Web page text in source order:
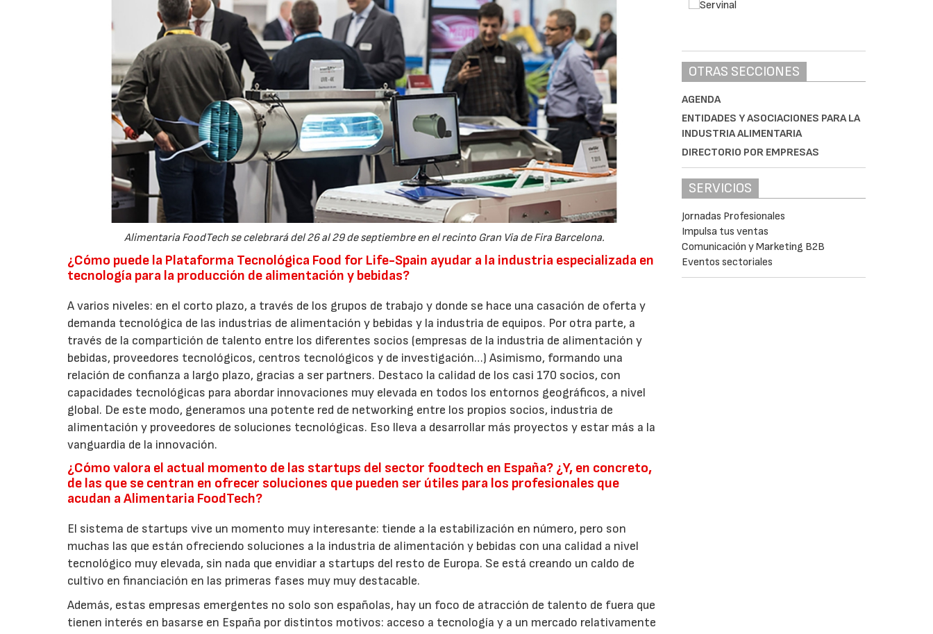
Alimentaria FoodTech se celebrará del 26 al 29 de septiembre en el recinto Gran Via de Fira Barcelona.
¿Cómo puede la Plataforma Tecnológica Food for Life-Spain ayudar a la industria especializada en
tecnología para la producción de alimentación y bebidas?
A varios niveles: en el corto plazo, a través de los grupos de trabajo y donde se hace una casación de oferta y
demanda tecnológica de las industrias de alimentación y bebidas y la industria de equipos. Por otra parte, a
través de la compartición de talento entre los diferentes socios (empresas de la industria de alimentación y
bebidas, proveedores tecnológicos, centros tecnológicos y de investigación…) Asimismo, formando una
relación de confianza a largo plazo, gracias a ser partners. Destaco la calidad de los casi 170 socios, con
capacidades tecnológicas para abordar innovaciones muy elevada en todos los entornos geográficos, a nivel
global. De este modo, generamos una potente red de networking entre los propios socios, industria de
alimentación y proveedores de soluciones tecnológicas. Eso lleva a desarrollar más proyectos y estar más a la
vanguardia de la innovación.
¿Cómo valora el actual momento de las startups del sector foodtech en España? ¿Y, en concreto,
de las que se centran en ofrecer soluciones que pueden ser útiles para los profesionales que
acudan a Alimentaria FoodTech?
El sistema de startups vive un momento muy interesante: tiende a la estabilización en número, pero son
muchas las que están ofreciendo soluciones a la industria de alimentación y bebidas con una calidad a nivel
tecnológico muy elevada, sin nada que envidiar a startups del resto de Europa. Se está creando un caldo de
cultivo en financiación en las primeras fases muy muy destacable.
Además, estas empresas emergentes no solo son españolas, hay un foco de atracción de talento de fuera que
tienen interés en basarse en España por distintos motivos: acceso a tecnología y a un mercado relativamente
OTRAS SECCIONES
AGENDA
ENTIDADES Y ASOCIACIONES PARA LA
INDUSTRIA ALIMENTARIA
DIRECTORIO POR EMPRESAS
SERVICIOS
Jornadas Profesionales
Impulsa tus ventas
Comunicación y Marketing B2B
Eventos sectoriales